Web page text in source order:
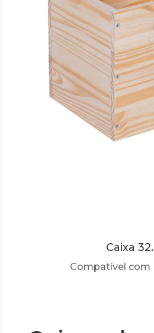
Caixa
Compatível com